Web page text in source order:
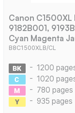
Canon
9182B001,
Cyan Magenta
B8C1500XLB/CL
- 1200
- 1020
- 780 pages
- 935 pages